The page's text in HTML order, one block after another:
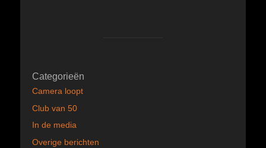
Categorieën
Camera loopt
Club van 50
In de media
Overige berichten